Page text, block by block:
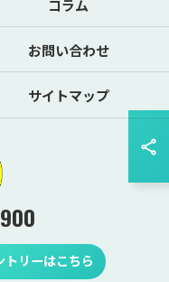
トリーはこちら
コラム
お問い合わせ
サイトマップ
なら有限会社サワラスイミング